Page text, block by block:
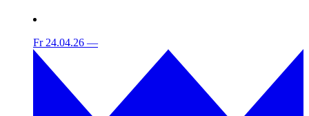
Fr 24.04.26 —